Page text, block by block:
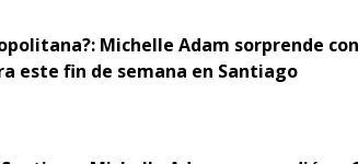
Michelle Adam sorprende
este fin de semana en Santiago